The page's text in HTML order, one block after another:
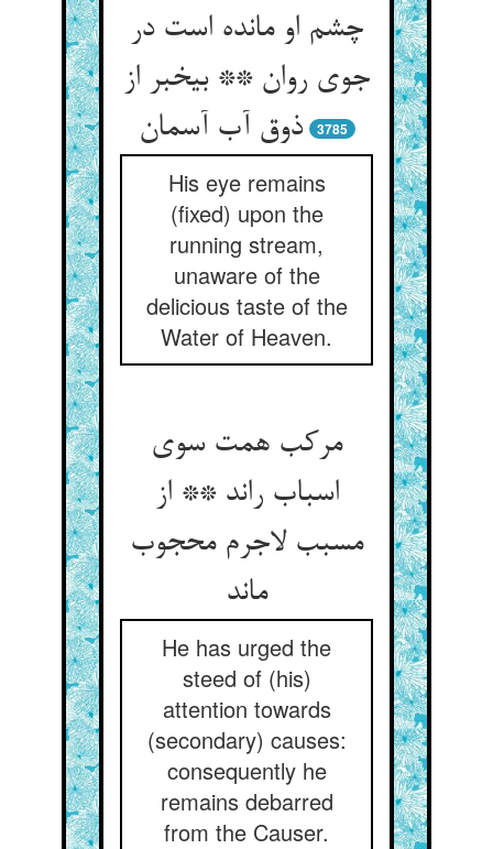
چشم او مانده است در
جوی روان ** بی‏خبر از
ذوق آب آسمان‏
3785
His eye remains
(fixed) upon the
running stream,
unaware of the
delicious taste of the
Water of Heaven.
مرکب همت سوی
اسباب راند ** از
مسبب لاجرم محجوب
ماند
He has urged the
steed of (his)
attention towards
(secondary) causes:
consequently he
remains debarred
from the Causer.